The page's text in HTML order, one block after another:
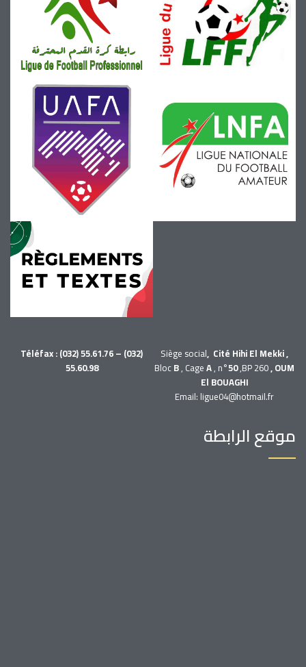
Siège social, Cité Hihi El Mekki ,
BlocB, CageA, n°50,BP 260, OUM
El BOUAGHI
Téléfax : (032) 55.61.76 – (032)
55.60.98
Email: ligue04@hotmail.fr
موقع الرابطة